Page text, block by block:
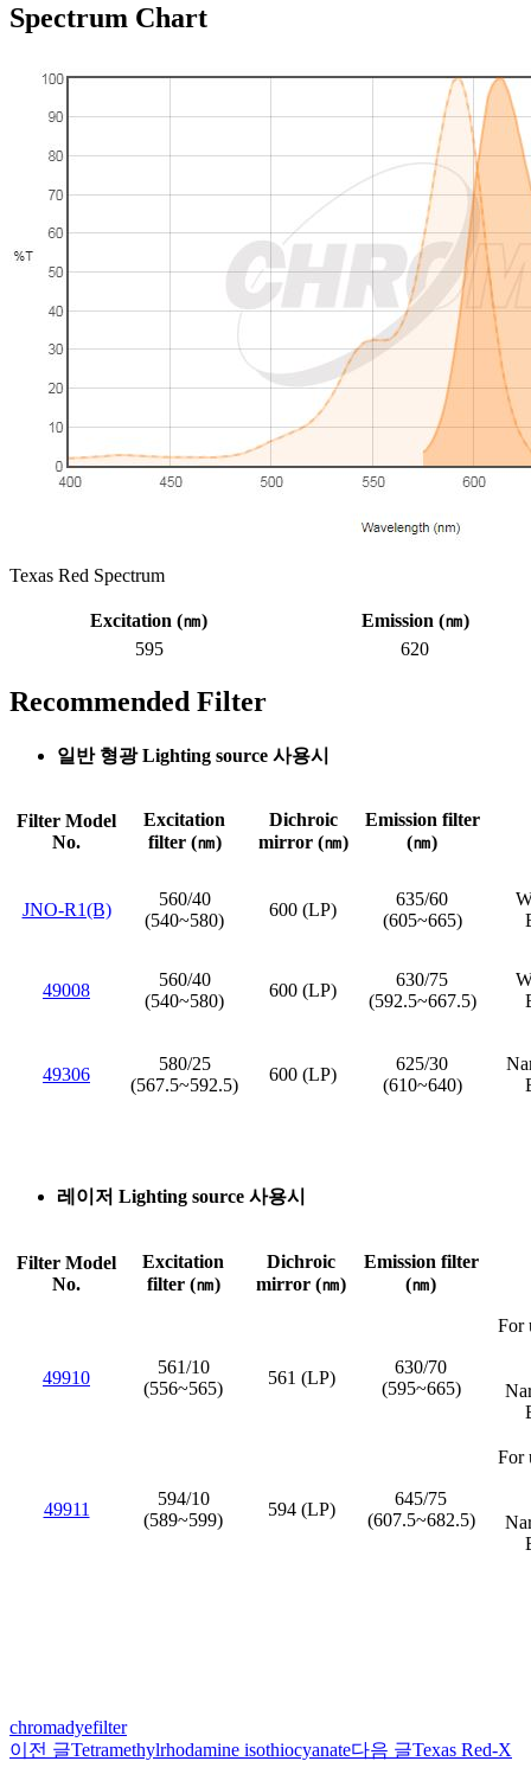
Spectrum Chart
Texas Red Spectrum
Excitation (㎚) Emission (㎚)
595
620
Recommended Filter
일반 형광 Lighting source 사용시
Filter Model
No.
Excitation
filter (㎚)
Dichroic
mirror (㎚)
Emission filter
(㎚)
JNO-R1(B)
560/40
(540~580)
600 (LP)
635/60
(605~665)
49008
560/40
(540~580)
600 (LP)
630/75
(592.5~667.5)
49306
580/25
(567.5~592.5)
600 (LP)
625/30
(610~640)
레이저 Lighting source 사용시
Filter Model
No.
Excitation
filter (㎚)
Dichroic
mirror (㎚)
Emission filter
(㎚)
49910
561/10
(556~565)
561 (LP)
630/70
(595~665)
For
49911
594/10
(589~599)
594 (LP)
645/75
(607.5~682.5)
For
chromadyefilter
글
이전 글Tetramethylrhodamine isothiocyanate다음 글Texas Red-X